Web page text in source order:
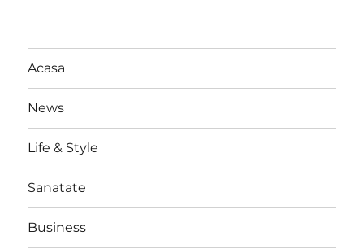
Acasa
News
Life & Style
Sanatate
Business